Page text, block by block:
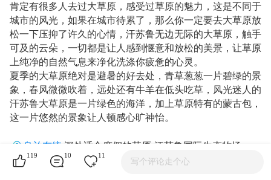
肯定有很多人去过大草原，感受过草原的魅力，这是不同于
城市的风光，如果在城市待累了，那么你一定要去大草原放
松一下压抑了许久的心情，汗苏鲁无边无际的大草原，触手
可及的云朵，一切都是让人感到惬意和放松的美景，让草原
上纯净的自然气息来净化洗涤你疲惫的心灵。
夏季的大草原绝对是避暑的好去处，青草葱葱一片碧绿的景
象，春风微微吹着，远处还有牛羊在低头吃草，风光迷人的
汗苏鲁大草原是一片绿色的海洋，加上草原特有的蒙古包，
这一片悠然的景象让人顿感心旷神怡。
乌兰布统 深处适合度假的草原·汗苏鲁国际生态牧场
漫步在辽阔的大草原上，你会感觉自己成为草原的主人，所
119 10 11
写个评论走个心